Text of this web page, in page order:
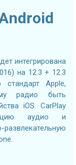
интегрирована
на 12.3 + 12.3
Apple,
радио быть
iOS. CarPlay
аудио и